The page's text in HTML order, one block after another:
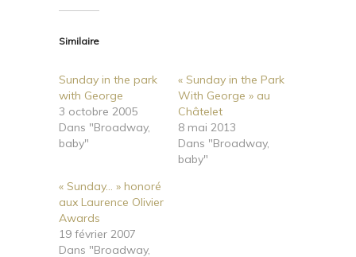
Similaire
Sunday in the park
with George
3 octobre 2005
Dans "Broadway,
baby"
« Sunday in the Park
With George » au
Châtelet
8 mai 2013
Dans "Broadway,
baby"
« Sunday… » honoré
aux Laurence Olivier
Awards
19 février 2007
Dans "Broadway,